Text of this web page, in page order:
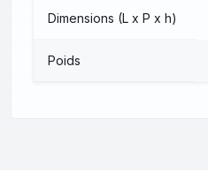
Dimensions (L x P x h)
Poids